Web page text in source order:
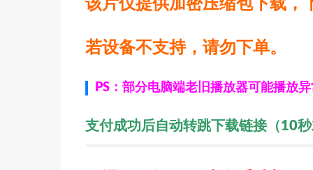
该片仅提供加密压缩包下载，
若设备不支持，请勿下单。
PS：部分电脑端老旧播放器可能播放
支付成功后自动转跳下载链接（10